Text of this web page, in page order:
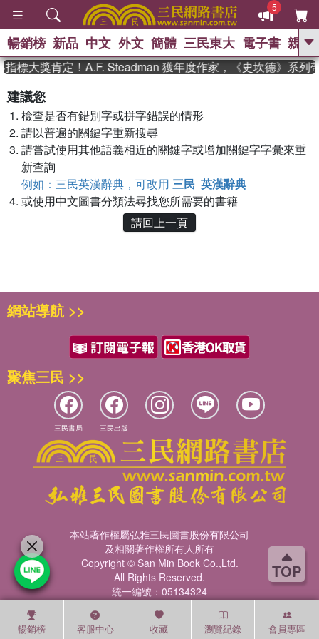
TOP
5
GO
繡 、 暑期推薦
李登輝時代
、 偉大的迷走神經 、 如果歷史是一
、
暢銷榜 新品 中文 外文 簡體 三民東大 電子書 親子
標大獎肯定！A.F. Steadman 獲年度作家，《史坎德》系列
建議您
檢查是否有錯別字或拼字錯誤的情形
請以普遍的關鍵字重新搜尋
請嘗試使用其他語義相近的關鍵字或增加關鍵字字彙來重
新查詢
例如：三民英漢辭典，可改用 三民 英漢辭典
或使用中文圖書分類法尋找您所需要的書籍
請回上一頁
暢銷榜 客服中心 收藏 瀏覽紀錄 會員專區
網站導航 >>
聚焦三民 >>
三民書局 三民出版
本站著作權屬弘雅三民圖書股份有限公司
及相關著作權所有人所有
Copyright © San Min Book Co.,Ltd.
All Rights Reserved.
統一編號：05134324